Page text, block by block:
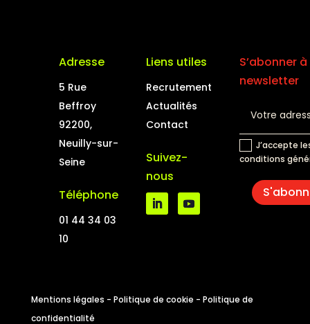
Adresse
5 Rue
Beffroy
92200,
Neuilly-sur-
Seine
Téléphone
01 44 34 03
10
Liens utiles
Recrutement
Actualités
Contact
Suivez-
nous
S’abonner
newsletter
J’accepte
conditions
Mentions légales - Politique de cookie - Politique de
confidentialité